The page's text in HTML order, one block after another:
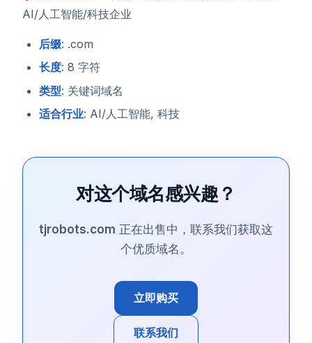
AI/人工智能/科技企业
后缀: .com
长度: 8 字符
类型: 关键词域名
适合行业: AI/人工智能, 科技
对这个域名感兴趣？
tjrobots.com 正在出售中，联系我们获取这
个优质域名。
立即购买
联系我们